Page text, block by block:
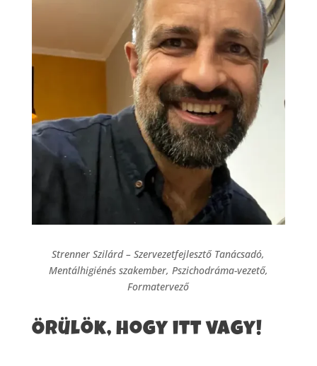
Strenner Szilárd – Szervezetfejlesztő Tanácsadó,
Mentálhigiénés szakember, Pszichodráma-vezető,
Formatervező
Örülök, hogy itt vagy!